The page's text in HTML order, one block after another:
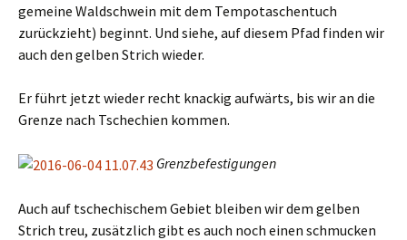
gemeine Waldschwein mit dem Tempotaschentuch
zurückzieht) beginnt. Und siehe, auf diesem Pfad finden wir
auch den gelben Strich wieder.
Er führt jetzt wieder recht knackig aufwärts, bis wir an die
Grenze nach Tschechien kommen.
Grenzbefestigungen
Auch auf tschechischem Gebiet bleiben wir dem gelben
Strich treu, zusätzlich gibt es auch noch einen schmucken